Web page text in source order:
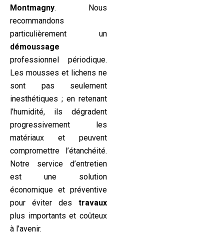
Montmagny. Nous
recommandons
particulièrement un
démoussage
professionnel périodique.
Les mousses et lichens ne
sont pas seulement
inesthétiques ; en retenant
l’humidité, ils dégradent
progressivement les
matériaux et peuvent
compromettre l’étanchéité.
Notre service d’entretien
est une solution
économique et préventive
pour éviter des travaux
plus importants et coûteux
à l’avenir.